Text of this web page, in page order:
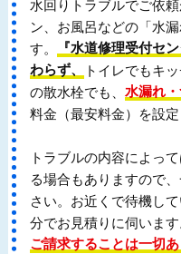
水回りトラブルでご依
ン、お風呂などの「水
す。
『水道修理受付セ
わらず、
トイレでもキ
の散水栓でも、 水漏れ
料金（最安料金）を設定
トラブルの内容によっ
る場合もありますので
さい。お近くで待機し
分でお見積りに伺います
ご請求することは一切